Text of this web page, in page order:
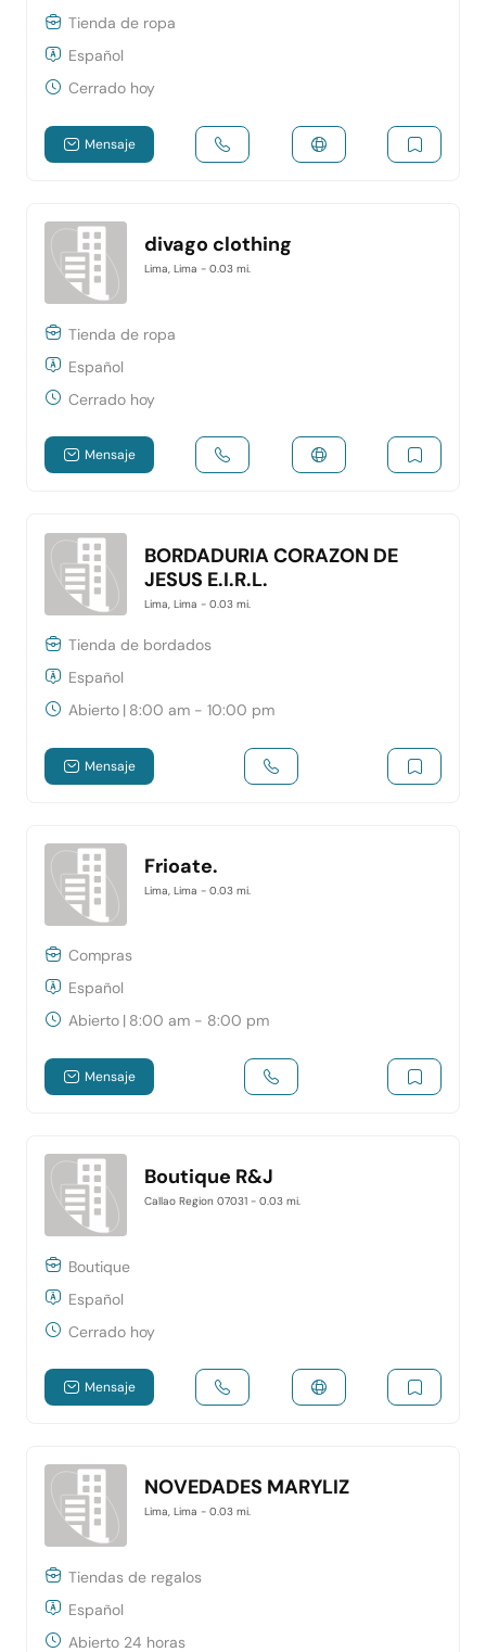
Tienda de ropa
Español
Cerrado hoy
Mensaje
divago clothing
Lima, Lima - 0.03 mi.
Tienda de ropa
Español
Cerrado hoy
Mensaje
BORDADURIA CORAZON DE
JESUS E.I.R.L.
Lima, Lima - 0.03 mi.
Tienda de bordados
Español
Abierto | 8:00 am - 10:00 pm
Mensaje
Frioate.
Lima, Lima - 0.03 mi.
Compras
Español
Abierto | 8:00 am - 8:00 pm
Mensaje
Boutique R&J
Callao Region 07031 - 0.03 mi.
Boutique
Español
Cerrado hoy
Mensaje
NOVEDADES MARYLIZ
Lima, Lima - 0.03 mi.
Tiendas de regalos
Español
Abierto 24 horas